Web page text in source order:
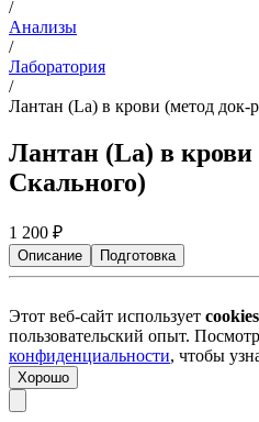
/
Анализы
/
Лаборатория
/
Лантан (La) в крови (метод док-
Лантан (La) в крови
Скального)
1 200 ₽
Описание Подготовка
Этот веб-сайт использует cookies
пользовательский опыт.
конфиденциальности, чтобы
Хорошо